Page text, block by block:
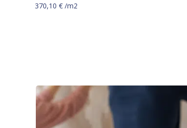
370,10 € /m2